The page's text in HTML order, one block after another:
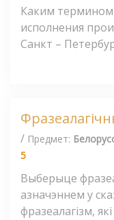
Каким термином
исполнения
Санкт –
/ Предмет:
5
Выберыце
азначэннем у
фразеалагізм,